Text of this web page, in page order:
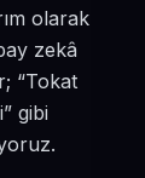
olarak
zekâ
“Tokat
gibi